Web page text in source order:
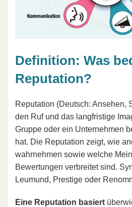
Definition: Was
Reputation?
Reputation (Deutsch: Ansehen,
den Ruf und das langfristige
Gruppe oder ein Unternehmen
hat. Die Reputation zeigt, wie
wahrnehmen sowie welche
Bewertungen verbreitet sind.
Leumund, Prestige oder
Eine Reputation basiert